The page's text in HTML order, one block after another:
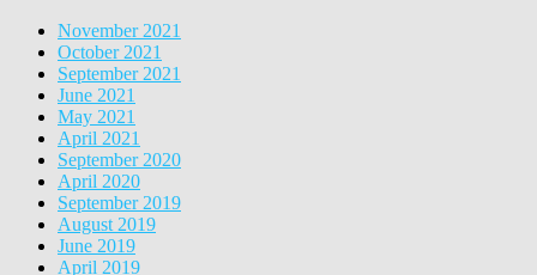
November 2021
October 2021
September 2021
June 2021
May 2021
April 2021
September 2020
April 2020
September 2019
August 2019
June 2019
April 2019